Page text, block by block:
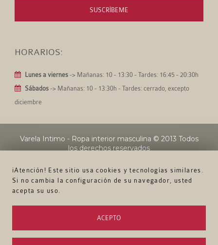
¡Atención! Este sitio usa cookies y tecnologías similares.
Si no cambia la configuración de su navegador, usted
acepta su uso.
ACEPTO
SUSCRÍBEME
HORARIOS:
Lunes a viernes -> Mañanas: 10 - 13:30 - Tardes: 16:45 - 20:30h
Sábados -> Mañanas: 10 - 13:30h - Tardes: cerrado, excepto
diciembre
Varela Intimo - Ropa interior masculina © 2013 Todos
los derechos reservados